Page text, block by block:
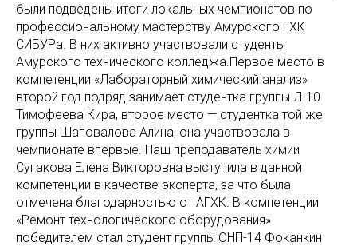
были подведены итоги локальных чемпионатов по
профессиональному мастерству Амурского ГХК
СИБУРа. В них активно участвовали студенты
Амурского технического колледжа.Первое место в
компетенции «Лабораторный химический анализ»
второй год подряд занимает студентка группы Л-10
Тимофеева Кира, второе место — студентка той же
группы Шаповалова Алина, она участвовала в
чемпионате впервые. Наш преподаватель химии
Сугакова Елена Викторовна выступила в данной
компетенции в качестве эксперта, за что была
отмечена благодарностью от АГХК. В компетенции
«Ремонт технологического оборудования»
победителем стал студент группы ОНП-14 Фоканкин